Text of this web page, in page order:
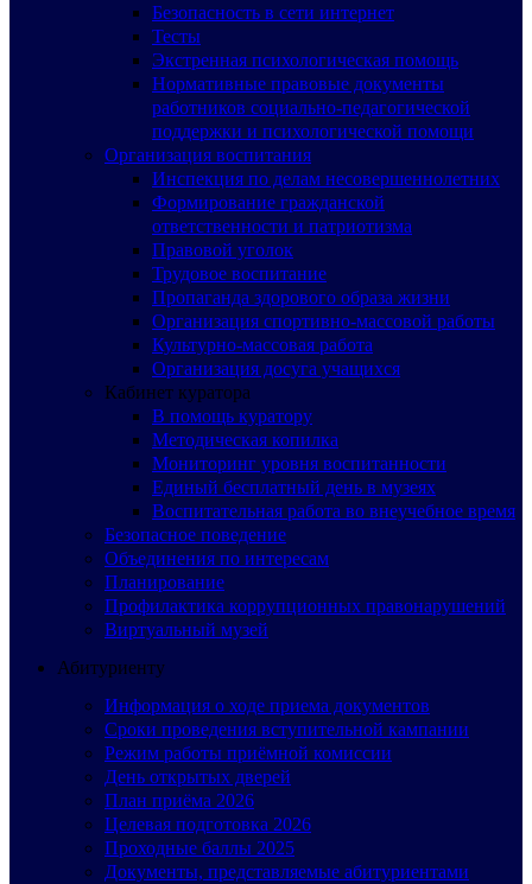
Безопасность в сети интернет
Тесты
Экстренная психологическая помощь
Нормативные правовые документы
работников социально-педагогической
поддержки и психологической помощи
Организация воспитания
Инспекция по делам несовершеннолетних
Формирование гражданской
ответственности и патриотизма
Правовой уголок
Трудовое воспитание
Пропаганда здорового образа жизни
Организация спортивно-массовой работы
Культурно-массовая работа
Организация досуга учащихся
Кабинет куратора
В помощь куратору
Методическая копилка
Мониторинг уровня воспитанности
Единый бесплатный день в музеях
Воспитательная работа во внеучебное время
Безопасное поведение
Объединения по интересам
Планирование
Профилактика коррупционных правонарушений
Виртуальный музей
Абитуриенту
Информация о ходе приема документов
Сроки проведения вступительной кампании
Режим работы приёмной комиссии
День открытых дверей
План приёма 2026
Целевая подготовка 2026
Проходные баллы 2025
Документы, представляемые абитуриентами